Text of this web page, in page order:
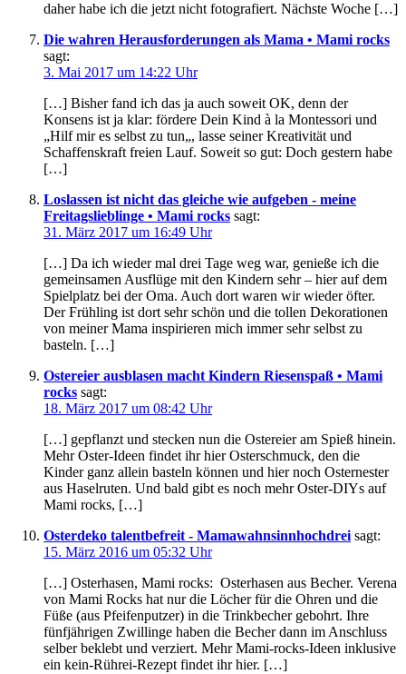
daher habe ich die jetzt nicht fotografiert. Nächste Woche […]
Die wahren Herausforderungen als Mama • Mami rocks
sagt:
3. Mai 2017 um 14:22 Uhr
[…] Bisher fand ich das ja auch soweit OK, denn der
Konsens ist ja klar: fördere Dein Kind à la Montessori und
„Hilf mir es selbst zu tun„, lasse seiner Kreativität und
Schaffenskraft freien Lauf. Soweit so gut: Doch gestern habe
[…]
Loslassen ist nicht das gleiche wie aufgeben - meine
Freitagslieblinge • Mami rocks sagt:
31. März 2017 um 16:49 Uhr
[…] Da ich wieder mal drei Tage weg war, genieße ich die
gemeinsamen Ausflüge mit den Kindern sehr – hier auf dem
Spielplatz bei der Oma. Auch dort waren wir wieder öfter.
Der Frühling ist dort sehr schön und die tollen Dekorationen
von meiner Mama inspirieren mich immer sehr selbst zu
basteln. […]
Ostereier ausblasen macht Kindern Riesenspaß • Mami
rocks sagt:
18. März 2017 um 08:42 Uhr
[…] gepflanzt und stecken nun die Ostereier am Spieß hinein.
Mehr Oster-Ideen findet ihr hier Osterschmuck, den die
Kinder ganz allein basteln können und hier noch Osternester
aus Haselruten. Und bald gibt es noch mehr Oster-DIYs auf
Mami rocks, […]
Osterdeko talentbefreit - Mamawahnsinnhochdrei sagt:
15. März 2016 um 05:32 Uhr
[…] Osterhasen, Mami rocks: Osterhasen aus Becher. Verena
von Mami Rocks hat nur die Löcher für die Ohren und die
Füße (aus Pfeifenputzer) in die Trinkbecher gebohrt. Ihre
fünfjährigen Zwillinge haben die Becher dann im Anschluss
selber beklebt und verziert. Mehr Mami-rocks-Ideen inklusive
ein kein-Rührei-Rezept findet ihr hier. […]